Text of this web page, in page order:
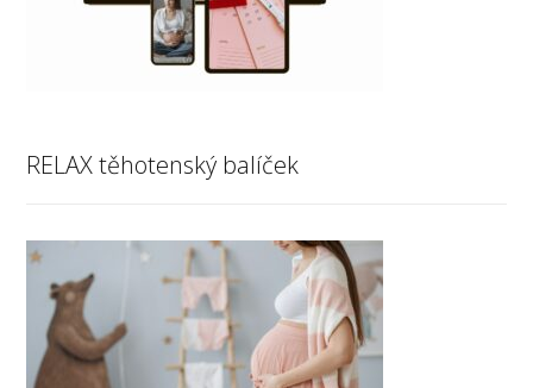
RELAX těhotenský balíček